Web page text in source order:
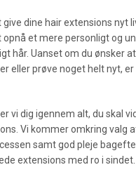
dine hair extensions nyt
et mere personligt og
hår. Uanset om du ønsker
eller prøve noget helt nyt,
vi dig igennem alt, du skal
Vi kommer omkring valg
samt god pleje
extensions med ro i sindet.